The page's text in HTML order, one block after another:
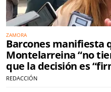
ZAMORA
Barcones manifiesta
Montelarreina “no
que la decisión es
REDACCIÓN